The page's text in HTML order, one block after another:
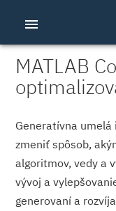
menu
MATLAB
Generatívna
zmeniť spôsob,
algoritmov, vedy a
vývoj a
generovaní a